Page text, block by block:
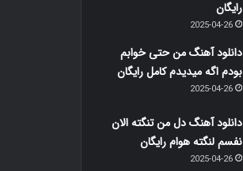
رایگان
2025-04-26
دانلود آهنگ من حتی خوابم
بودم اگه میدیدم کامل رایگان
2025-04-26
دانلود آهنگ دل من تنگته الان
نفسم لنگته هوام رایگان
2025-04-26